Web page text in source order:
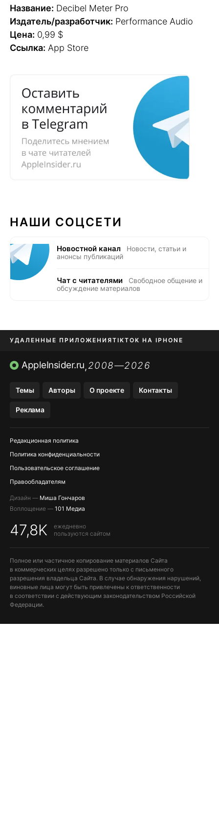
Название: Decibel Meter Pro
Издатель/разработчик: Performance Audio
Цена: 0,99 $
Ссылка: App Store
НАШИ СОЦСЕТИ
Новостной канал
Новости, статьи и
анонсы публикаций
Чат с читателями
Свободное общение и
обсуждение материалов
УДАЛЕННЫЕ ПРИЛОЖЕНИЯTIKTOK НА IPHONE
ПРИЛОЖЕНИЯ БЕЗ APP STORE
AppleInsider.ru,2008—2026
Темы Авторы О проекте Контакты
Реклама
Редакционная политика
Политика конфиденциальности
Пользовательское соглашение
Правообладателям
Дизайн — Миша Гончаров
Воплощение — 101 Медиа
47,8K
ежедневно
пользуются сайтом
Полное или частичное копирование материалов Сайта
в коммерческих целях разрешено только с письменного
разрешения владельца Сайта. В случае обнаружения нарушений,
виновные лица могут быть привлечены к ответственности
в соответствии с действующим законодательством Российской
Федерации.